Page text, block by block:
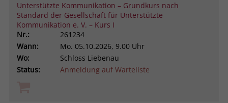
Unterstützte Kommunikation – Grundkurs nach
Standard der Gesellschaft für Unterstützte
Kommunikation e. V. – Kurs I
Nr.:
261234
Wann:
Mo. 05.10.2026, 9.00 Uhr
Wo:
Schloss Liebenau
Status:
Anmeldung auf Warteliste